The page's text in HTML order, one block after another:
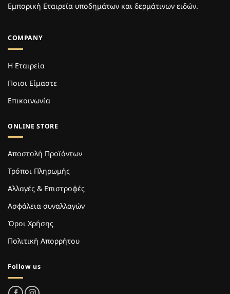
Εμπορική Εταιρεία υποδημάτων και δερμάτινων ειδών.
COMPANY
Η Εταιρεία
Ποιοι Είμαστε
Επικοινωνία
ONLINE STORE
Αποστολή Προϊόντων
Τρόποι Πληρωμής
Αλλαγές & Επιστροφές
Ασφάλεια συναλλαγών
Όροι Χρήσης
Πολιτική Απορρήτου
Follow us